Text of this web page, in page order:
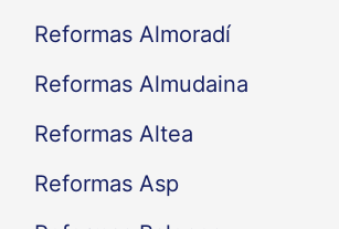
Reformas Almoradí
Reformas Almudaina
Reformas Altea
Reformas Asp